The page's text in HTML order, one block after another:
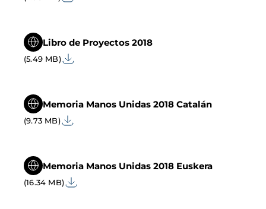
Libro de Proyectos 2018
(5.49 MB)
Memoria Manos Unidas 2018 Catalán
(9.73 MB)
Memoria Manos Unidas 2018 Euskera
(16.34 MB)